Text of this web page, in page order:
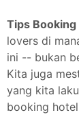
Tips
lovers di
ini -- bukan
Kita juga
yang kita
booking